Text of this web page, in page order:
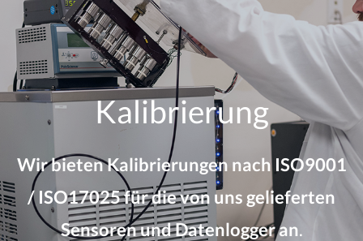
Kalibrierung
Wir bieten Kalibrierungen nach ISO9001
/ ISO17025 für die von uns gelieferten
Sensoren und Datenlogger an.